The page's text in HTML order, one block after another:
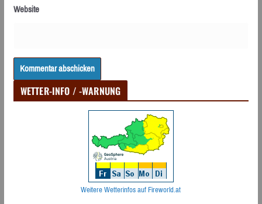
Website
WETTER-INFO / -WARNUNG
Weitere Wetterinfos auf Fireworld.at